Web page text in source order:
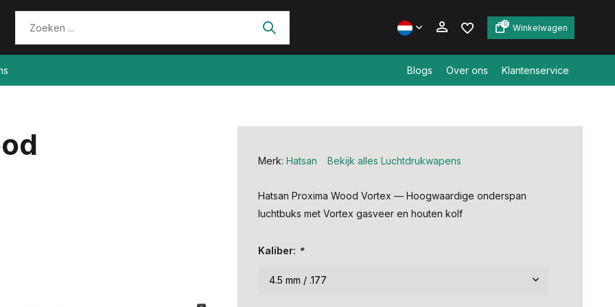
0 Winkelwagen
Blogs Over ons Klantenservice
Merk: Hatsan Bekijk alles Luchtdrukwapens
Hatsan Proxima Wood Vortex — Hoogwaardige onderspan
luchtbuks met Vortex gasveer en houten kolf
Kaliber: *